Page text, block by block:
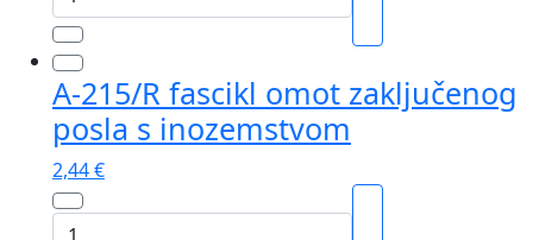
210/NCR/A
putni
nalog
(sa
stanjem
brojila)
količina
A-215/R fascikl omot zaključenog
posla s inozemstvom
2,44€